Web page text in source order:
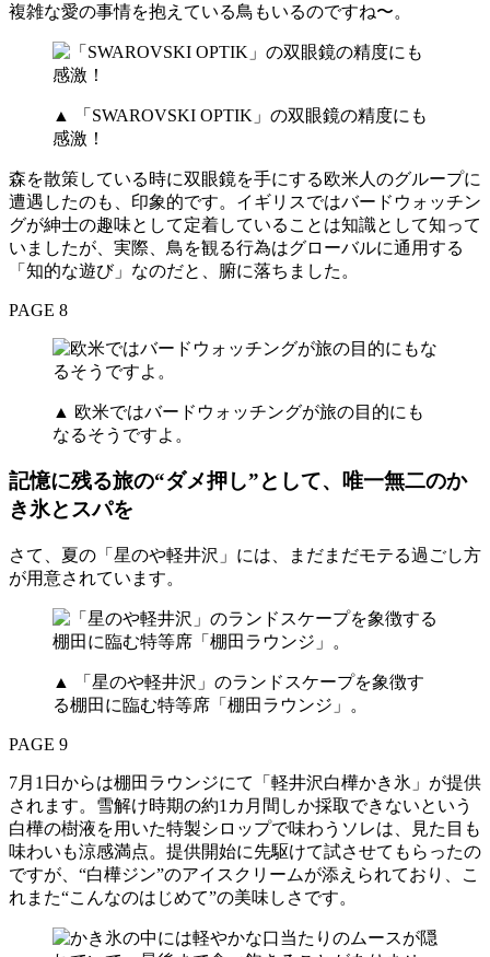
複雑な愛の事情を抱えている鳥もいるのですね〜。
▲ 「SWAROVSKI OPTIK」の双眼鏡の精度にも
感激！
森を散策している時に双眼鏡を手にする欧米人のグループに
遭遇したのも、印象的です。イギリスではバードウォッチン
グが紳士の趣味として定着していることは知識として知って
いましたが、実際、鳥を観る行為はグローバルに通用する
「知的な遊び」なのだと、腑に落ちました。
PAGE 8
▲ 欧米ではバードウォッチングが旅の目的にも
なるそうですよ。
記憶に残る旅の“ダメ押し”として、唯一無二のか
き氷とスパを
さて、夏の「星のや軽井沢」には、まだまだモテる過ごし方
が用意されています。
▲ 「星のや軽井沢」のランドスケープを象徴す
る棚田に臨む特等席「棚田ラウンジ」。
PAGE 9
7月1日からは棚田ラウンジにて「軽井沢白樺かき氷」が提供
されます。雪解け時期の約1カ月間しか採取できないという
白樺の樹液を用いた特製シロップで味わうソレは、見た目も
味わいも涼感満点。提供開始に先駆けて試させてもらったの
ですが、“白樺ジン”のアイスクリームが添えられており、こ
れまた“こんなのはじめて”の美味しさです。